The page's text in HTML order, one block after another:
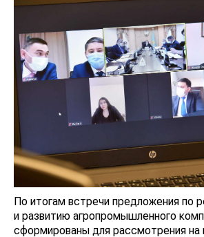
По итогам встречи предложения по
и развитию агропромышленного
сформированы для рассмотрения на